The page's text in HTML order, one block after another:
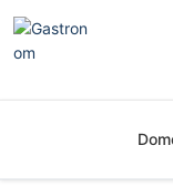
na
obsah